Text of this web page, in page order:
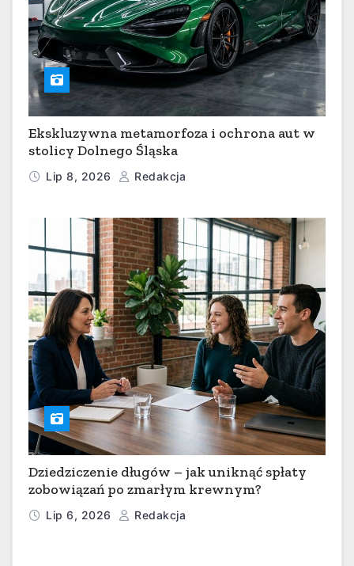
Ekskluzywna metamorfoza i ochrona aut w
stolicy Dolnego Śląska
Lip 8, 2026 Redakcja
Dziedziczenie długów – jak uniknąć spłaty
zobowiązań po zmarłym krewnym?
Lip 6, 2026 Redakcja